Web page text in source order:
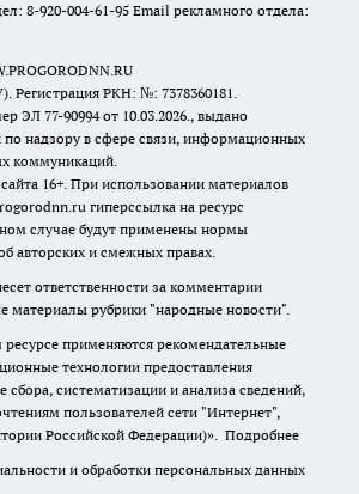
8-920-004-61-95 Email рекламного отдела:
РКН: №: 7378360181.
ЭЛ 77-90994 от 10.03.2026., выдано
надзору в сфере связи, информационных
коммуникаций.
16+. При использовании материалов
гиперссылка на ресурс
случае будут применены нормы
авторских и смежных правах.
ответственности за комментарии
материалы рубрики "народные новости".
применяются рекомендательные
технологии предоставления
систематизации и анализа сведений,
пользователей сети "Интернет",
Российской Федерации)». Подробнее
и обработки персональных данных